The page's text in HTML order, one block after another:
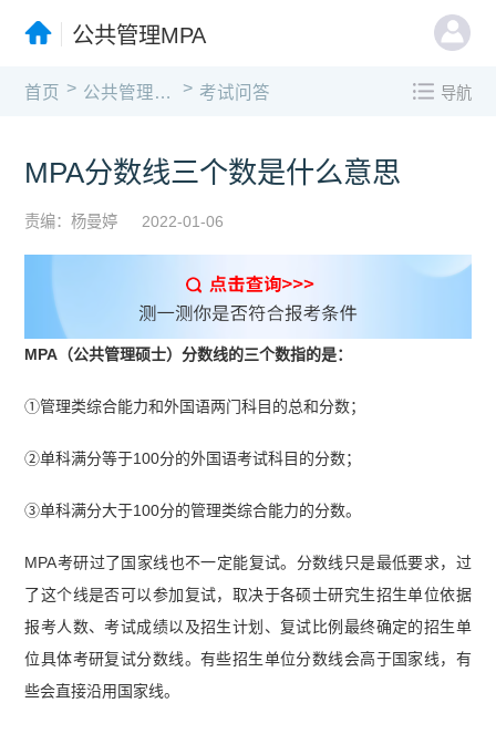
公共管理MPA
首页 > 公共管理MPA > 考试问答 导航
MPA分数线三个数是什么意思
责编：杨曼婷 2022-01-06
MPA（公共管理硕士）分数线的三个数指的是：
①管理类综合能力和外国语两门科目的总和分数；
②单科满分等于100分的外国语考试科目的分数；
③单科满分大于100分的管理类综合能力的分数。
MPA考研过了国家线也不一定能复试。分数线只是最低要求，过
了这个线是否可以参加复试，取决于各硕士研究生招生单位依据
报考人数、考试成绩以及招生计划、复试比例最终确定的招生单
位具体考研复试分数线。有些招生单位分数线会高于国家线，有
些会直接沿用国家线。